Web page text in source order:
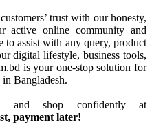
trust with our honesty,
active online community and
to assist with any query, product
digital lifestyle, business tools,
is your one-stop solution for
Bangladesh.
and shop confidently at
payment later!